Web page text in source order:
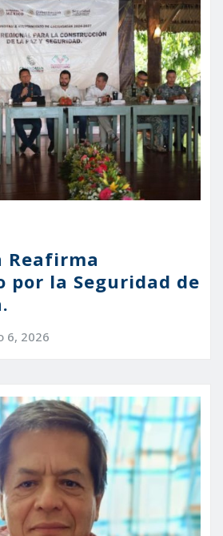
Reafirma
por la Seguridad de
6, 2026